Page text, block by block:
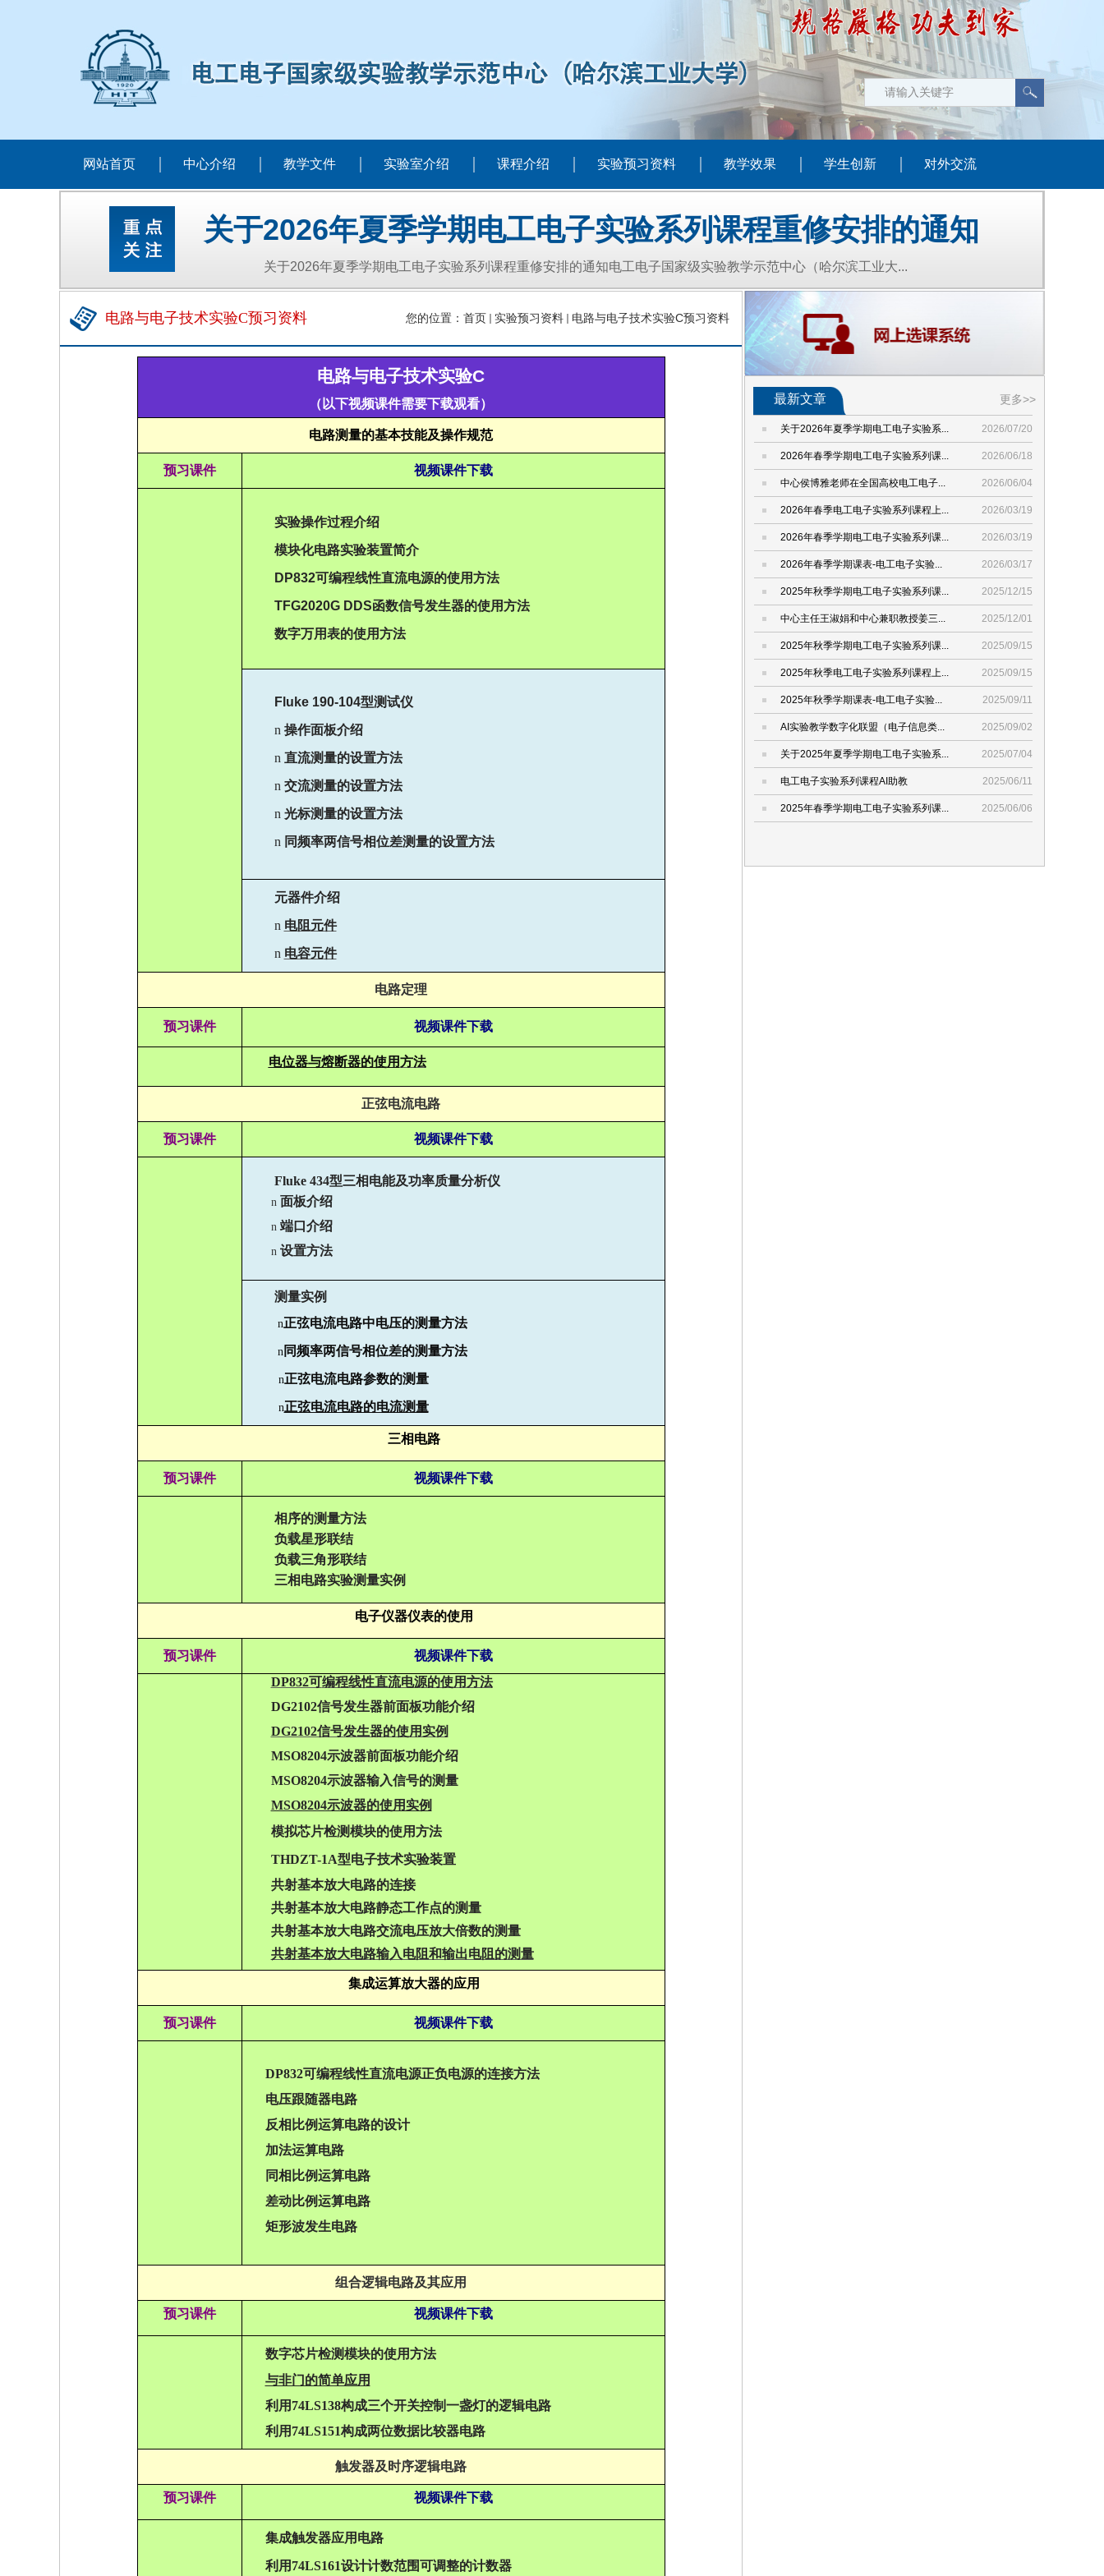
网站首页 中心介绍 教学文件 实验室介绍 课程介绍 实验预习资料 教学效果 学生创新 对外交流
关于2026年夏季学期电工电子实验系列课程重修安排的通知
关于2026年夏季学期电工电子实验系列课程重修安排的通知电工电子国家级实验教学示范中心（哈尔滨工业大...
您的位置： 首页 实验预习资料 电路与电子技术实验C预习资料
电路与电子技术实验C预习资料
电路与电子技术实验C
（以下视频课件需要下载观看）
电路测量的基本技能及操作规范
预习课件 视频课件下载
实验操作过程介绍
模块化电路实验装置简介
DP832可编程线性直流电源的使用方法
TFG2020G DDS函数信号发生器的使用方法
数字万用表的使用方法
Fluke 190-104型测试仪
n 操作面板介绍
n 直流测量的设置方法
n 交流测量的设置方法
n 光标测量的设置方法
n 同频率两信号相位差测量的设置方法
元器件介绍
n 电阻 元件
n 电容元件
电路定理
预习课件 视频课件下载
电位器与熔断器的使用方法
正弦电流电路
预习课件 视频课件下载
Fluke 434型三相电能及功率质量分析仪
n 面板介绍
n 端口介绍
n 设置方法
测量实例
n正弦电流电路中电压的测量方法
n 同频率两信号相位差的测量方法
n正弦电流电路参数的测量
n正弦电流电路的电流测量
三相电路
预习课件 视频课件下载
相序的测量方法
负载星形联结
负载三角形联结
三相电路实验测量实例
电子仪器仪表的使用
预习课件
视频课件下载
DP832可编程线性直流电源的使用方法
DG2102信号发生器前面板功能介绍
DG2102信号发生器的使用实例
MSO8204示波器前面板功能介绍
MSO8204示波器输入信号的测量
MSO8204示波器的使用实例
模拟芯片检测模块的使用方法
THDZT-1A型电子技术实验装置
共射基本放大电路的连接
共射基本放大电路静态工作点的测量
共射基本放大电路交流电压放大倍数的测量
共射基本放大电路输入电阻和输出电阻的测量
集成运算放大器的应用
预习课件 视频课件下载
DP832可编程线性直流电源正负电源的连接方法
电压跟随器电路
反相比例运算电路的设计
加法运算电路
同相比例运算电路
差动比例运算电路
矩形波发生电路
组合逻辑电路及其应用
预习课件 视频课件下载
数字芯片检测模块的使用方法
与非门的简单应用
利用74LS138构成三个开关控制一盏灯的逻辑电路
利用74LS151构成两位数据比较器电路
触发器及时序逻辑电路
预习课件 视频课件下载
集成触发器应用电路
利用74LS161设计计数范围可调整的计数器
最新文章 更多>>
关于2026年夏季学期电工电子实验系... 2026/07/20
2026年春季学期电工电子实验系列课... 2026/06/18
中心侯博雅老师在全国高校电工电子... 2026/06/04
2026年春季电工电子实验系列课程上... 2026/03/19
2026年春季学期电工电子实验系列课... 2026/03/19
2026年春季学期课表-电工电子实验... 2026/03/17
2025年秋季学期电工电子实验系列课... 2025/12/15
中心主任王淑娟和中心兼职教授姜三... 2025/12/01
2025年秋季学期电工电子实验系列课... 2025/09/15
2025年秋季电工电子实验系列课程上... 2025/09/15
2025年秋季学期课表-电工电子实验... 2025/09/11
AI实验教学数字化联盟（电子信息类... 2025/09/02
关于2025年夏季学期电工电子实验系... 2025/07/04
电工电子实验系列课程AI助教 2025/06/11
2025年春季学期电工电子实验系列课... 2025/06/06